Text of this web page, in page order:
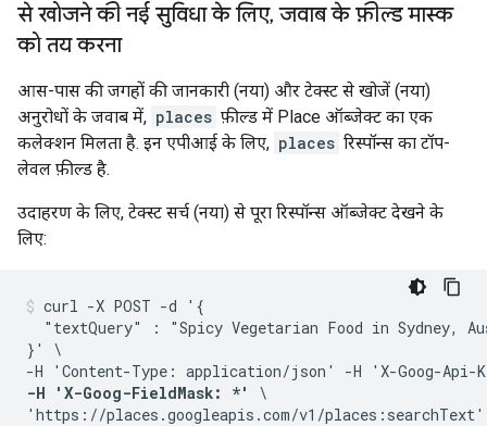
से खोजने की नई सुविधा के लिए, जवाब के फ़ील्ड मास्क
को तय करना
आस-पास की जगहों की जानकारी (नया) और टेक्स्ट से खोजें (नया)
अनुरोधों के जवाब में, places फ़ील्ड में Place ऑब्जेक्ट का एक
कलेक्शन मिलता है. इन एपीआई के लिए, places रिस्पॉन्स का टॉप-
लेवल फ़ील्ड है.
उदाहरण के लिए, टेक्स्ट सर्च (नया) से पूरा रिस्पॉन्स ऑब्जेक्ट देखने के
लिए:
curl -X POST -d '{
"textQuery" : "Spicy Vegetarian Food in Sydney,
}' \
-H 'Content-Type: application/json' -H 'X-Goog-Api-
-H 'X-Goog-FieldMask: *'
\
'https://places.googleapis.com/v1/places:searchText'